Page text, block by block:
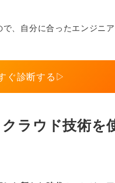
で、自分に合ったエンジニ
ぐ診断する▷
ラウド技術を